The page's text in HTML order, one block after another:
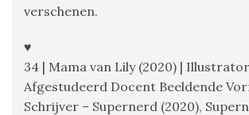
verschenen.
♥
34 | Mama van Lily (2020) |
Afgestudeerd Docent Beeldende
Schrijver – Supernerd (2020),